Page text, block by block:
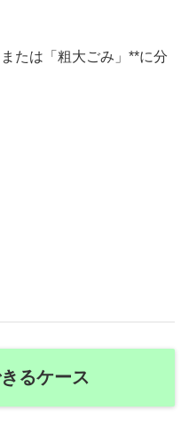
たは「粗大ごみ」**に分
るケース